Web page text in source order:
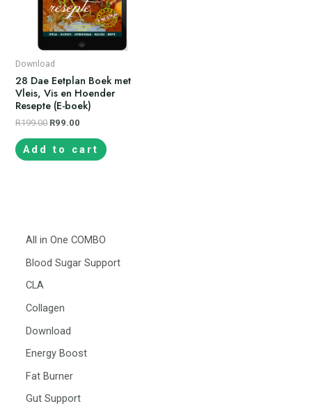
Download
28 Dae Eetplan Boek met
Vleis, Vis en Hoender
Resepte (E-boek)
R199.00 R99.00
Add to cart
All in One COMBO
Blood Sugar Support
CLA
Collagen
Download
Energy Boost
Fat Burner
Gut Support